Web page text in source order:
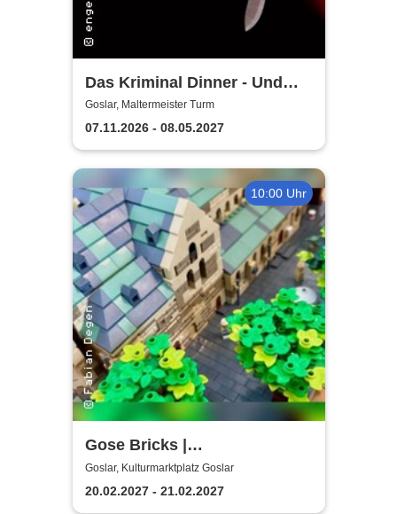
Das Kriminal Dinner - Und
raus bist du
Goslar, Maltermeister Turm
07.11.2026 - 08.05.2027
10:00 Uhr
Gose Bricks |
Kulturmarktplatz Goslar
Goslar, Kulturmarktplatz Goslar
20.02.2027 - 21.02.2027